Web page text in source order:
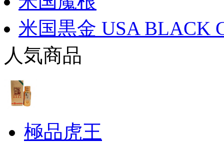
米国黒金 USA BLACK
人気商品
極品虎王